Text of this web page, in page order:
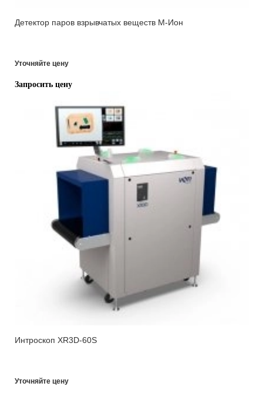
Детектор паров взрывчатых веществ М-Ион
Уточняйте цену
Запросить цену
Интроскоп XR3D-60S
Уточняйте цену